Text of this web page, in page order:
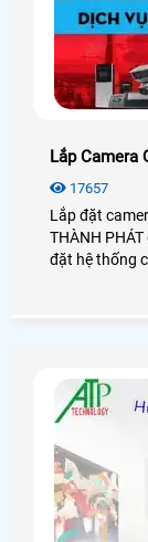
Lắp Camera
17657
Lắp đặt
THÀNH
đặt hệ thống